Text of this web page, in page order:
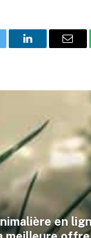
LinkedIn
en